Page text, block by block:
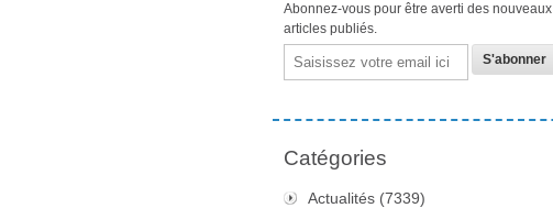
Abonnez-vous pour être averti des nouveaux
articles publiés.
Email
Catégories
Actualités (7339)